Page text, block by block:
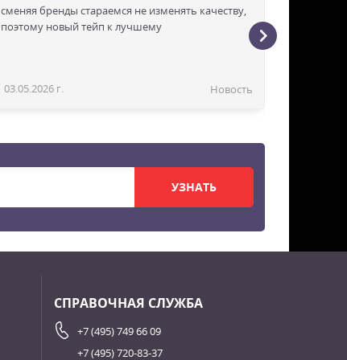
сменяя бренды стараемся не изменять качеству,
поэтому новый тейп к лучшему
03.05.2026 г. Новость
УЗНАТЬ
СПРАВОЧНАЯ СЛУЖБА
+7 (495) 749 66 09
+7 (495) 720-83-37